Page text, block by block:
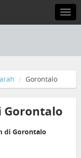
Gorontalo
Gorontalo
di Gorontalo